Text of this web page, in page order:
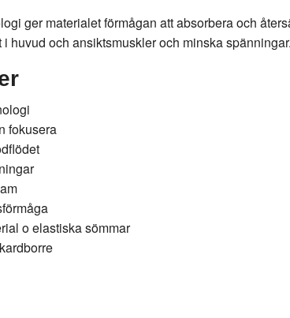
ger materialet förmågan att absorbera och
i huvud och ansiktsmuskler och minska
fokusera
o elastiska sömmar